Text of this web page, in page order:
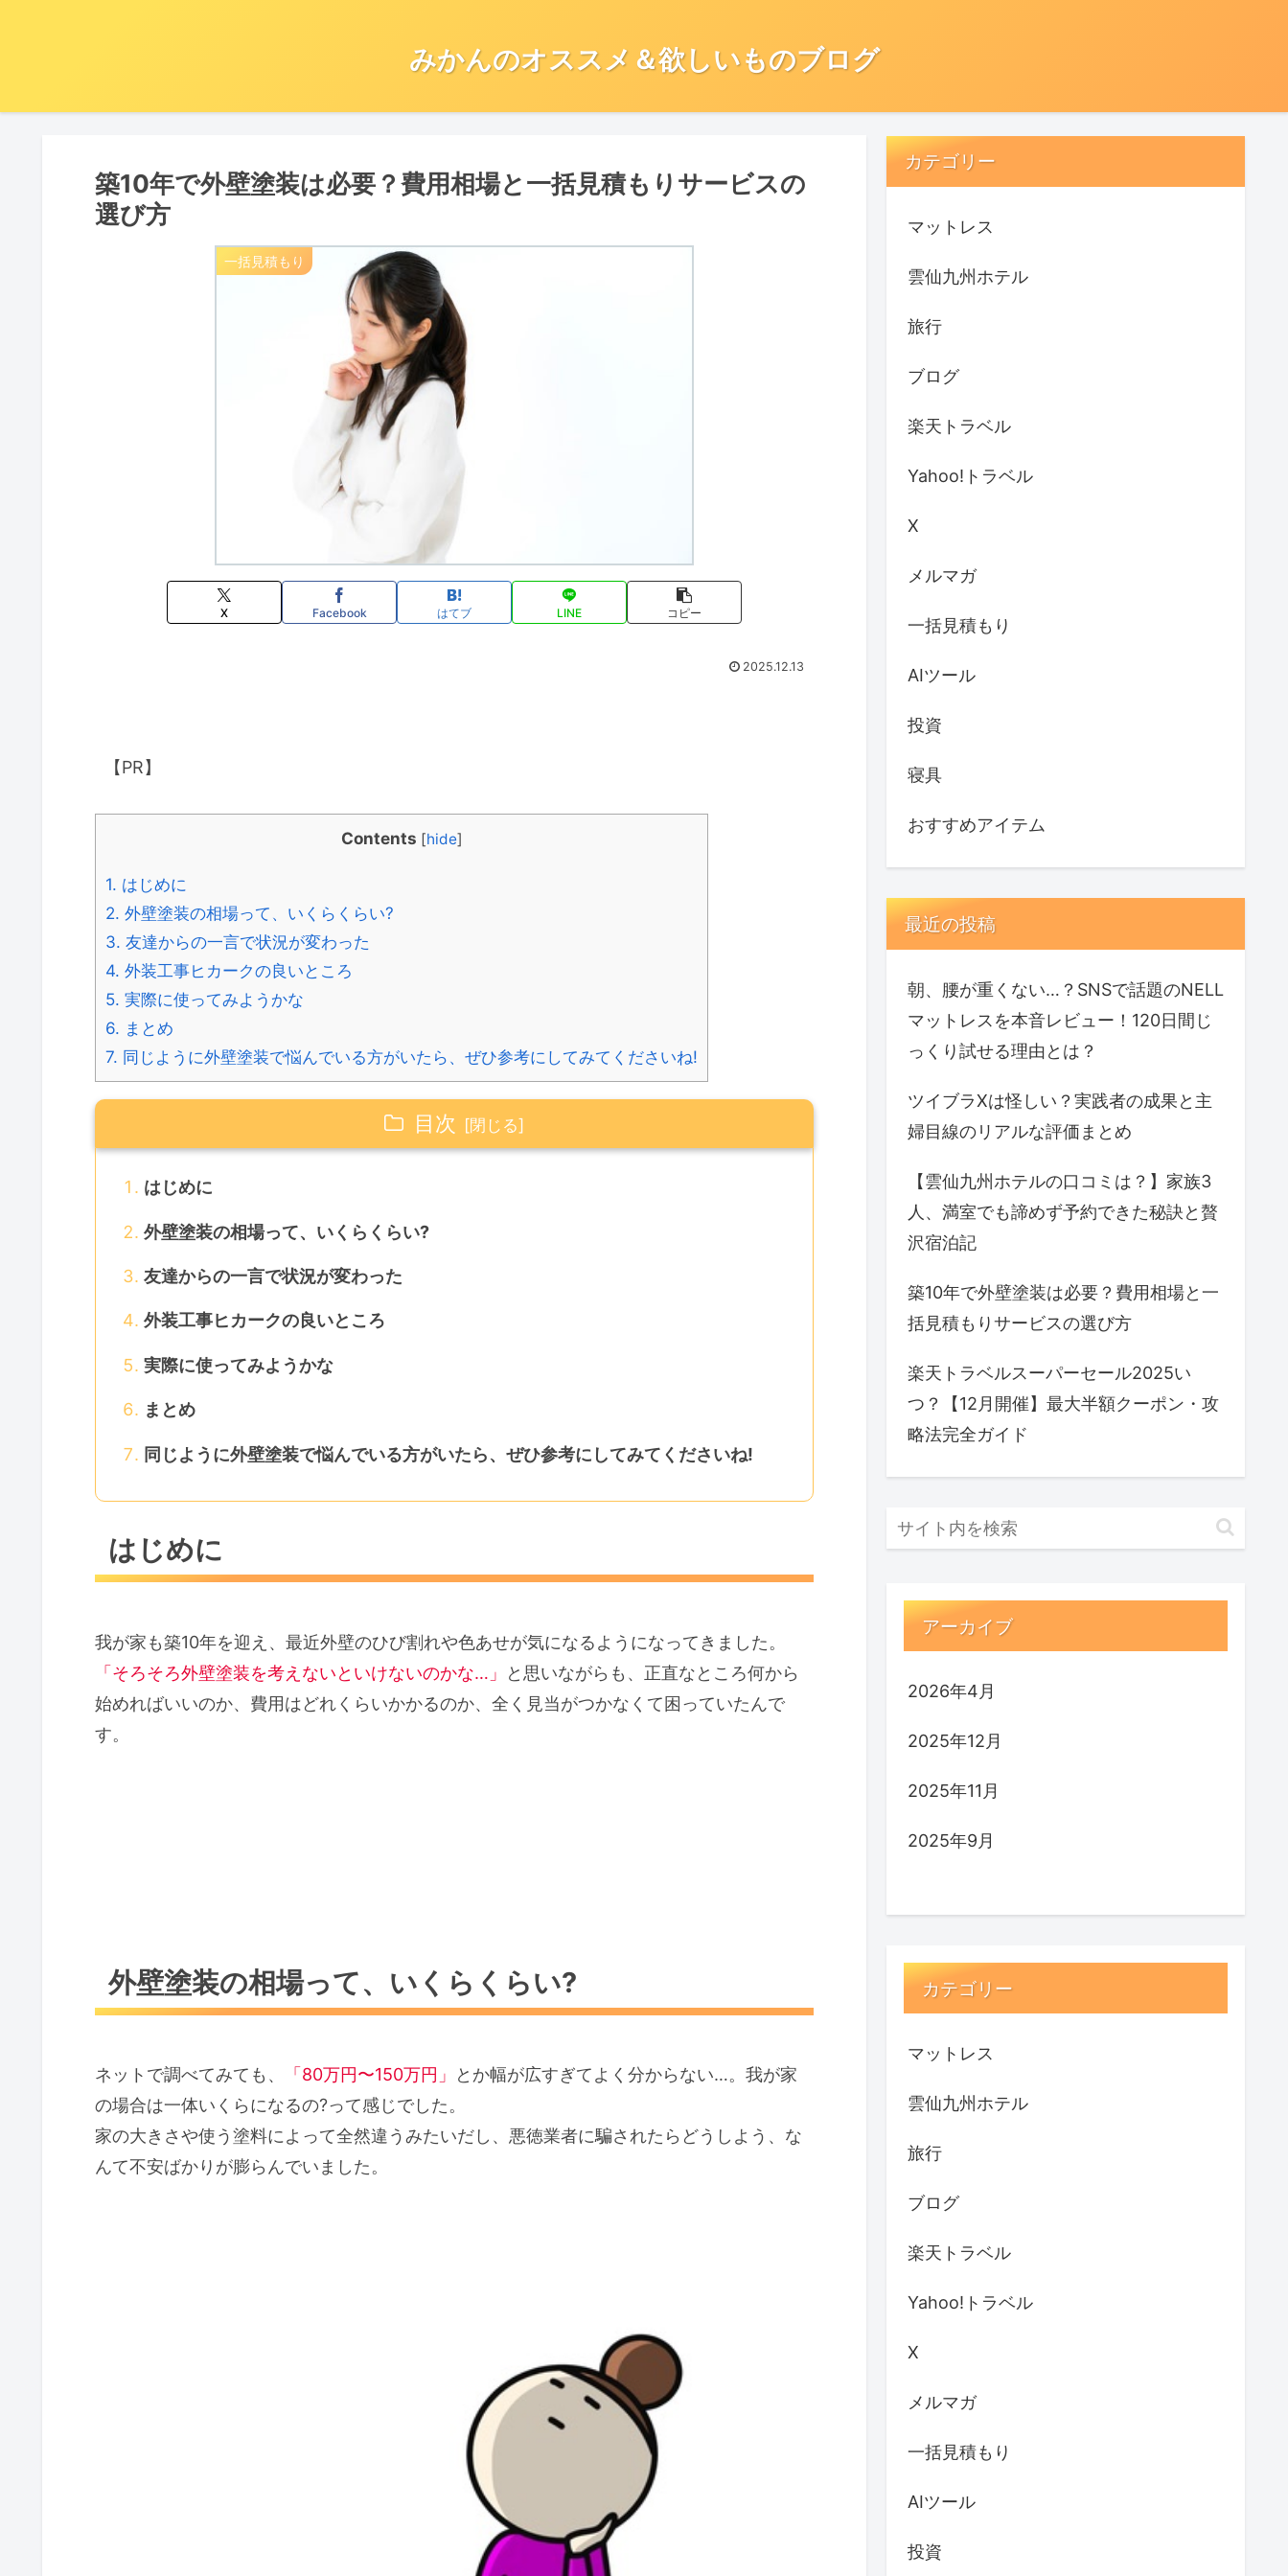
みかんのオススメ＆欲しいものブログ
築10年で外壁塗装は必要？費用相場と一括見積もりサービスの
選び方
一括見積もり
X Facebook はてブ LINE コピー
2025.12.13
【PR】
Contents [hide]
1. はじめに
2. 外壁塗装の相場って、いくらくらい?
3. 友達からの一言で状況が変わった
4. 外装工事ヒカークの良いところ
5. 実際に使ってみようかな
6. まとめ
7. 同じように外壁塗装で悩んでいる方がいたら、ぜひ参考にしてみてくださいね!
目次
はじめに
外壁塗装の相場って、いくらくらい?
友達からの一言で状況が変わった
外装工事ヒカークの良いところ
実際に使ってみようかな
まとめ
同じように外壁塗装で悩んでいる方がいたら、ぜひ参考にしてみてくださいね!
はじめに
我が家も築10年を迎え、最近外壁のひび割れや色あせが気になるようになってきました。
「そろそろ外壁塗装を考えないといけないのかな…」
と思いながらも、正直なところ何から
始めればいいのか、費用はどれくらいかかるのか、全く見当がつかなくて困っていたんで
す。
外壁塗装の相場って、いくらくらい?
ネットで調べてみても、 「80万円〜150万円」
とか幅が広すぎてよく分からない…。我が家
の場合は一体いくらになるの?って感じでした。
家の大きさや使う塗料によって全然違うみたいだし、悪徳業者に騙されたらどうしよう、な
んて不安ばかりが膨らんでいました。
カテゴリー
マットレス
雲仙九州ホテル
旅行
ブログ
楽天トラベル
Yahoo!トラベル
X
メルマガ
一括見積もり
AIツール
投資
寝具
おすすめアイテム
最近の投稿
朝、腰が重くない…？SNSで話題のNELL
マットレスを本音レビュー！120日間じ
っくり試せる理由とは？
ツイブラXは怪しい？実践者の成果と主
婦目線のリアルな評価まとめ
【雲仙九州ホテルの口コミは？】家族3
人、満室でも諦めず予約できた秘訣と贅
沢宿泊記
築10年で外壁塗装は必要？費用相場と一
括見積もりサービスの選び方
楽天トラベルスーパーセール2025い
つ？【12月開催】最大半額クーポン・攻
略法完全ガイド
アーカイブ
2026年4月
2025年12月
2025年11月
2025年9月
カテゴリー
マットレス
雲仙九州ホテル
旅行
ブログ
楽天トラベル
Yahoo!トラベル
X
メルマガ
一括見積もり
AIツール
投資